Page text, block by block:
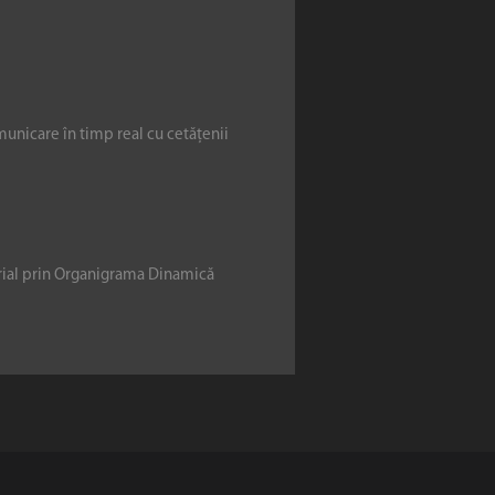
în timp real cu cetățenii
prin Organigrama Dinamică